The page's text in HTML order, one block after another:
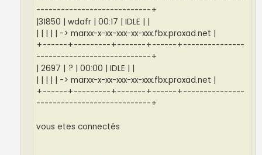
----------------------------+
|31850 | wdafr | 00:17 | IDLE | |
| | | | | -> marxx-x-xx-xxx-xx-xxx.fbx.proxad.net |
+------+---------+-------+------+---------------
----------------------------+
| 2697 | ? | 00:00 | IDLE | |
| | | | | -> marxx-x-xx-xxx-xx-xxx.fbx.proxad.net |
+------+---------+-------+------+---------------
----------------------------+
vous etes connectés